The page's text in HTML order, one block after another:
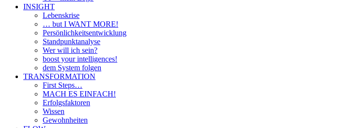
INSIGHT
Lebenskrise
… but I WANT MORE!
Persönlichkeitsentwicklung
Standpunktanalyse
Wer will ich sein?
boost your intelligences!
dem System folgen
TRANSFORMATION
First Steps…
MACH ES EINFACH!
Erfolgsfaktoren
Wissen
Gewohnheiten